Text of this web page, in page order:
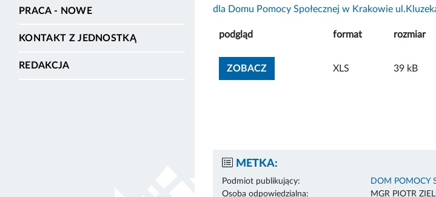
PRACA - NOWE
KONTAKT Z JEDNOSTKĄ
REDAKCJA
dla Domu Pomocy Społecznej w Krakowie
podgląd format rozmiar
ZOBACZZOBACZ ZAŁĄCZNIK
XLS 39 kB
METKA:
Podmiot publikujący:
DOM POMOCY
Osoba odpowiedzialna:
MGR PIOTR